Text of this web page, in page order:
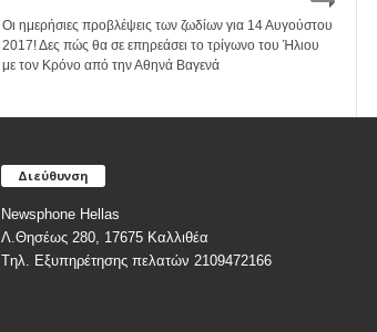
Οι ημερήσιες προβλέψεις των ζωδίων για 14 Αυγούστου
2017! Δες πώς θα σε επηρεάσει το τρίγωνο του Ήλιου
με τον Κρόνο από την Αθηνά Βαγενά
Διεύθυνση
Newsphone Hellas
Λ.Θησέως 280, 17675 Καλλιθέα
Tηλ. Εξυπηρέτησης πελατών 2109472166